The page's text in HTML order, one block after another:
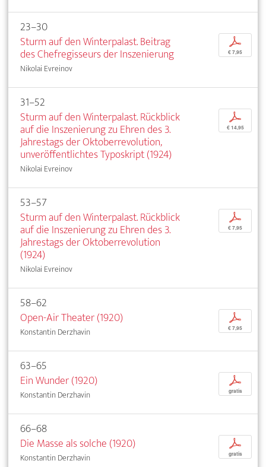
23–30
Sturm auf den Winterpalast. Beitrag
des Chefregisseurs der Inszenierung
Nikolai Evreinov
p
€ 7,95
31–52
Sturm auf den Winterpalast. Rückblick
auf die Inszenierung zu Ehren des 3.
Jahrestags der Oktoberrevolution,
unveröffentlichtes Typoskript (1924)
Nikolai Evreinov
p
€ 14,95
53–57
Sturm auf den Winterpalast. Rückblick
auf die Inszenierung zu Ehren des 3.
Jahrestags der Oktoberrevolution
(1924)
Nikolai Evreinov
p
€ 7,95
58–62
Open-Air Theater (1920)
Konstantin Derzhavin
p
€ 7,95
63–65
Ein Wunder (1920)
Konstantin Derzhavin
p
gratis
66–68
Die Masse als solche (1920)
Konstantin Derzhavin
p
gratis